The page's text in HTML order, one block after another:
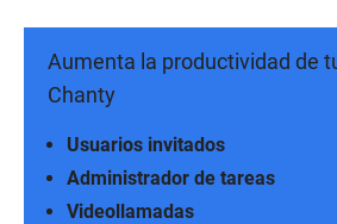
Aumenta la productividad de
Chanty
Videollamadas
Administrador de tareas
Usuarios invitados